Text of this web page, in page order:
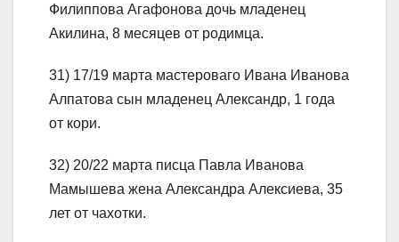
Филиппова Агафонова дочь младенец
Акилина, 8 месяцев от родимца.
31) 17/19 марта мастероваго Ивана Иванова
Алпатова сын младенец Александр, 1 года
от кори.
32) 20/22 марта писца Павла Иванова
Мамышева жена Александра Алексиева, 35
лет от чахотки.